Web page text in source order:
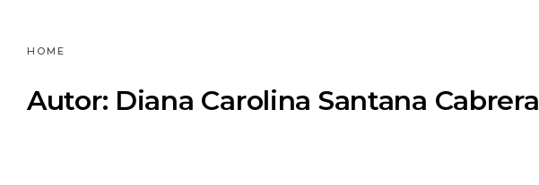
HOME
Autor: Diana Carolina Santana Cabrera